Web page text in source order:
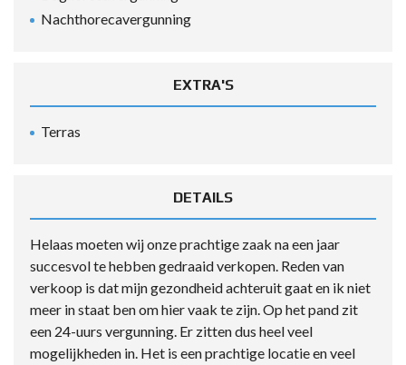
Nachthorecavergunning
EXTRA'S
Terras
DETAILS
Helaas moeten wij onze prachtige zaak na een jaar
succesvol te hebben gedraaid verkopen. Reden van
verkoop is dat mijn gezondheid achteruit gaat en ik niet
meer in staat ben om hier vaak te zijn. Op het pand zit
een 24-uurs vergunning. Er zitten dus heel veel
mogelijkheden in. Het is een prachtige locatie en veel